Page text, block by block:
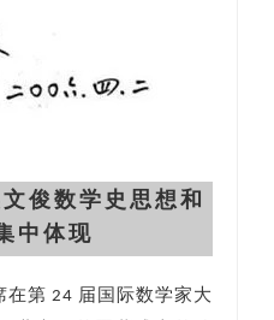
俊数学史思想和
中体现
第 24 届国际数学家大